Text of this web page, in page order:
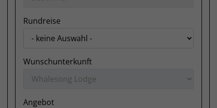
Rundreise
Wunschunterkunft
Angebot